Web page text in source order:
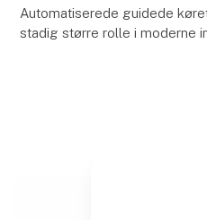
Automatiserede guidede
stadig større rolle i moderne